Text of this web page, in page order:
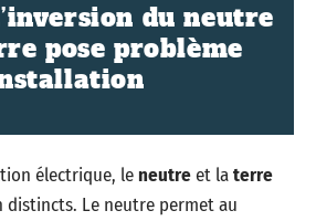
du neutre
pose problème
électrique, leneutreet laterre
distincts. Le neutre permet au